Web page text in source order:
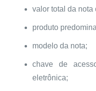
valor total da nota
produto
modelo da nota;
chave de
eletrônica;